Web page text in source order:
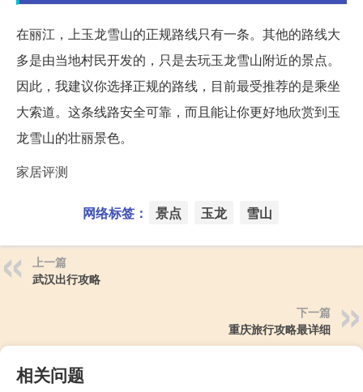
在丽江，上玉龙雪山的正规路线只有一条。其他的路线大
多是由当地村民开发的，只是去玩玉龙雪山附近的景点。
因此，我建议你选择正规的路线，目前最受推荐的是乘坐
大索道。这条线路安全可靠，而且能让你更好地欣赏到玉
龙雪山的壮丽景色。
家居评测
网络标签： 景点 玉龙 雪山
上一篇
武汉出行攻略
下一篇
重庆旅行攻略最详细
相关问题